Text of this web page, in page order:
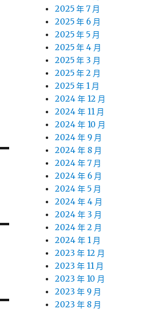
2025 年 7 月
2025 年 6 月
2025 年 5 月
2025 年 4 月
2025 年 3 月
2025 年 2 月
2025 年 1 月
2024 年 12 月
2024 年 11 月
2024 年 10 月
2024 年 9 月
2024 年 8 月
2024 年 7 月
2024 年 6 月
2024 年 5 月
2024 年 4 月
2024 年 3 月
2024 年 2 月
2024 年 1 月
2023 年 12 月
2023 年 11 月
2023 年 10 月
2023 年 9 月
2023 年 8 月